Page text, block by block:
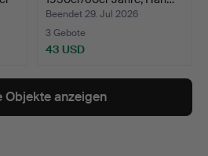
Beendet 29. Jul 2026
3 Gebote
43 USD
Objekte anzeigen